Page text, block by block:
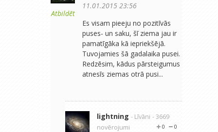
Atbildēt
11.01.2015 23:56
Es visam pieeju no pozitīvās
puses- un saku, šī ziema jau ir
pamatīgāka kā iepriekšējā.
Tuvojamies šā gadalaika pusei.
Redzēsim, kādus pārsteigumus
atnesīs ziemas otrā pusi...
lightning - Līvāni - 3669
novērojumi
0
0